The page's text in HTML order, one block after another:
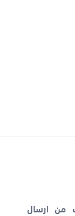
من ارسال